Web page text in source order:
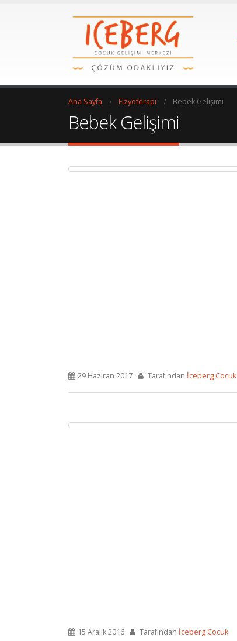
Ana Sayfa Fizyoterapi Bebek Gelişimi
Bebek Gelişimi
29 Haziran 2017 Tarafından İceberg Cocuk
15 Aralık 2016 Tarafından İceberg Cocuk